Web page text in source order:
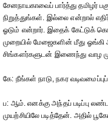
சேனநாயகாவைப் பார்த்து தமிழர்
நிறுத்துங்கள். இல்லை என்றால்
ஓடும் என்றார். இதைக் கேட்டுக்
முறையில் மேஜைகளின் மீது ஓங்கி
சிங்களர்களுடன் இணைந்து வாழ
கே: நீங்கள் நாடு, நகர வடிவமைப்புப்
ப: ஆம். எனக்கு அந்தப் படிப்பு
முயற்சியிலே படித்தேன். அதில்